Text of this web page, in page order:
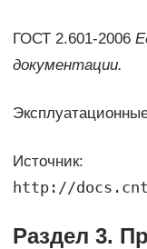
ГОСТ 2.601-2006
документации.
Источник:
http://
Раздел 3.